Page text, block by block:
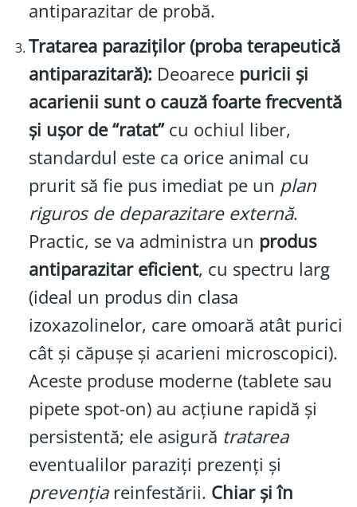
antiparazitar de probă.
Tratarea paraziților (proba terapeutică
antiparazitară): Deoarece puricii și
acarienii sunt o cauză foarte frecventă
și ușor de “ratat”cu ochiul liber,
standardul este ca orice animal cu
prurit să fie pus imediat pe un plan
riguros de deparazitare externă.
Practic, se va administra un produs
antiparazitar eficient, cu spectru larg
(ideal un produs din clasa
izoxazolinelor, care omoară atât purici
cât și căpușe și acarieni microscopici).
Aceste produse moderne (tablete sau
pipete spot-on) au acțiune rapidă și
persistentă; ele asigură tratarea
eventualilor paraziți prezenți și
prevențiareinfestării. Chiar și în